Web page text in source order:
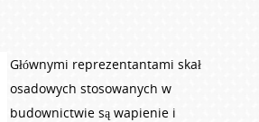
Głównymi reprezentantami skał
osadowych stosowanych w
budownictwie są wapienie i